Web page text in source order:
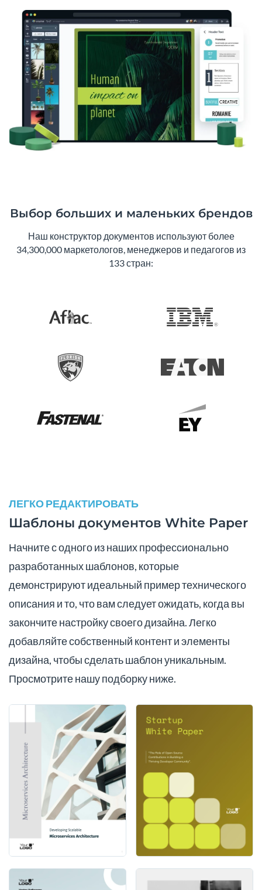
Выбор больших и маленьких брендов
Наш конструктор документов используют более
34,300,000 маркетологов, менеджеров и педагогов из
133 стран:
ЛЕГКО РЕДАКТИРОВАТЬ
Шаблоны документов White Paper
Начните с одного из наших профессионально
разработанных шаблонов, которые
демонстрируют идеальный пример технического
описания и то, что вам следует ожидать, когда вы
закончите настройку своего дизайна. Легко
добавляйте собственный контент и элементы
дизайна, чтобы сделать шаблон уникальным.
Просмотрите нашу подборку ниже.